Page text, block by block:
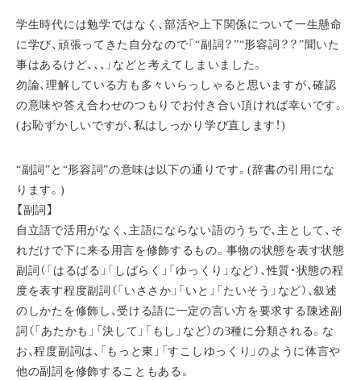
学生時代には勉学ではなく、部活や上下関係について一生懸命
に学び、頑張ってきた自分なので「“副詞？”“形容詞？？”聞いた
事はあるけど、、、」などと考えてしまいました。
勿論、理解している方も多々いらっしゃると思いますが、確認
の意味や答え合わせのつもりでお付き合い頂ければ幸いです。
(お恥ずかしいですが、私はしっかり学び直します！)
“副詞”と“形容詞”の意味は以下の通りです。(辞書の引用にな
ります。)
【副詞】
自立語で活用がなく、主語にならない語のうちで、主として、そ
れだけで下に来る用言を修飾するもの。事物の状態を表す状態
副詞（「はるばる」「しばらく」「ゆっくり」など）、性質・状態の程
度を表す程度副詞（「いささか」「いと」「たいそう」など）、叙述
のしかたを修飾し、受ける語に一定の言い方を要求する陳述副
詞（「あたかも」「決して」「もし」など）の3種に分類される。な
お、程度副詞は、「もっと東」「すこしゆっくり」のように体言や
他の副詞を修飾することもある。